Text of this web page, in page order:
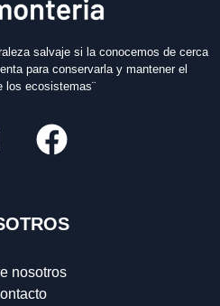
salvaje si la conocemos de cerca
para conservarla y mantener el
los ecosistemas¨
nosotros